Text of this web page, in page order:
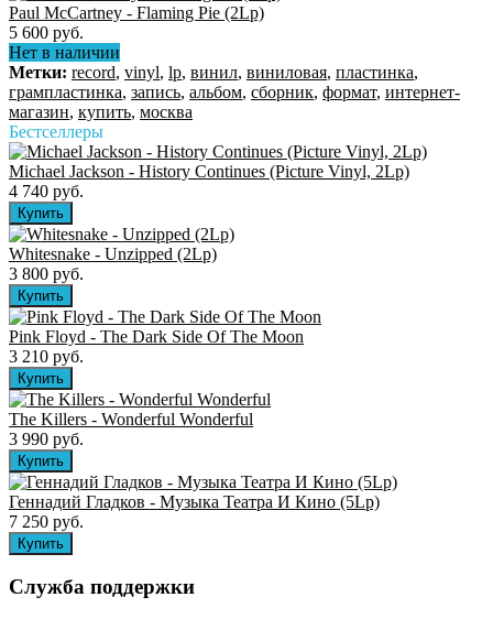
Paul McCartney - Flaming Pie (2Lp)
5 600 руб.
Нет в наличии
Метки: record, vinyl, lp, винил, виниловая, пластинка,
грампластинка, запись, альбом, сборник, формат, интернет-
магазин, купить, москва
Бестселлеры
Michael Jackson - History Continues (Picture Vinyl, 2Lp)
4 740 руб.
Whitesnake - Unzipped (2Lp)
3 800 руб.
Pink Floyd - The Dark Side Of The Moon
3 210 руб.
The Killers ‎- Wonderful Wonderful
3 990 руб.
Геннадий Гладков - Музыка Театра И Кино (5Lp)
7 250 руб.
Служба поддержки